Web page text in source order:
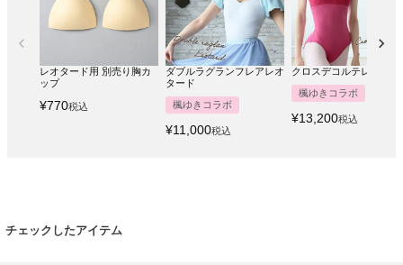
レオタード用 別売り胸カ
ップ
¥770税込
ダブルラグランフレアレオ
タード
楓ゆきコラボ
¥11,000税込
クロスデコルテレオター
楓ゆきコラボ
¥13,200税込
チェックしたアイテム